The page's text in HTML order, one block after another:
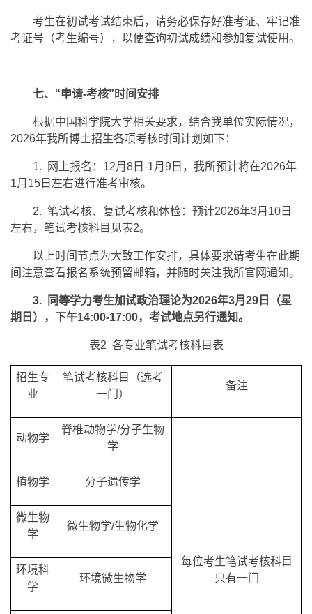
考生在初试考试结束后，请务必保存好准考证、牢记准
考证号（考生编号），以便查询初试成绩和参加复试使用。
七、“申请-考核”时间安排
根据中国科学院大学相关要求，结合我单位实际情况，
2026年我所博士招生各项考核时间计划如下：
1. 网上报名：12月8日-1月9日，我所预计将在2026年
1月15日左右进行准考审核。
2. 笔试考核、复试考核和体检：预计2026年3月10日
左右，笔试考核科目见表2。
以上时间节点为大致工作安排，具体要求请考生在此期
间注意查看报名系统预留邮箱，并随时关注我所官网通知。
3. 同等学力考生加试政治理论为2026年3月29日（星
期日），下午14:00-17:00，考试地点另行通知。
表2 各专业笔试考核科目表
招生专
业
笔试考核科目（选考
一门）
备注
动物学
脊椎动物学/分子生物
学
每位考生笔试考核科目
只有一门
植物学 分子遗传学
微生物
学
微生物学/生物化学
环境科
学
环境微生物学